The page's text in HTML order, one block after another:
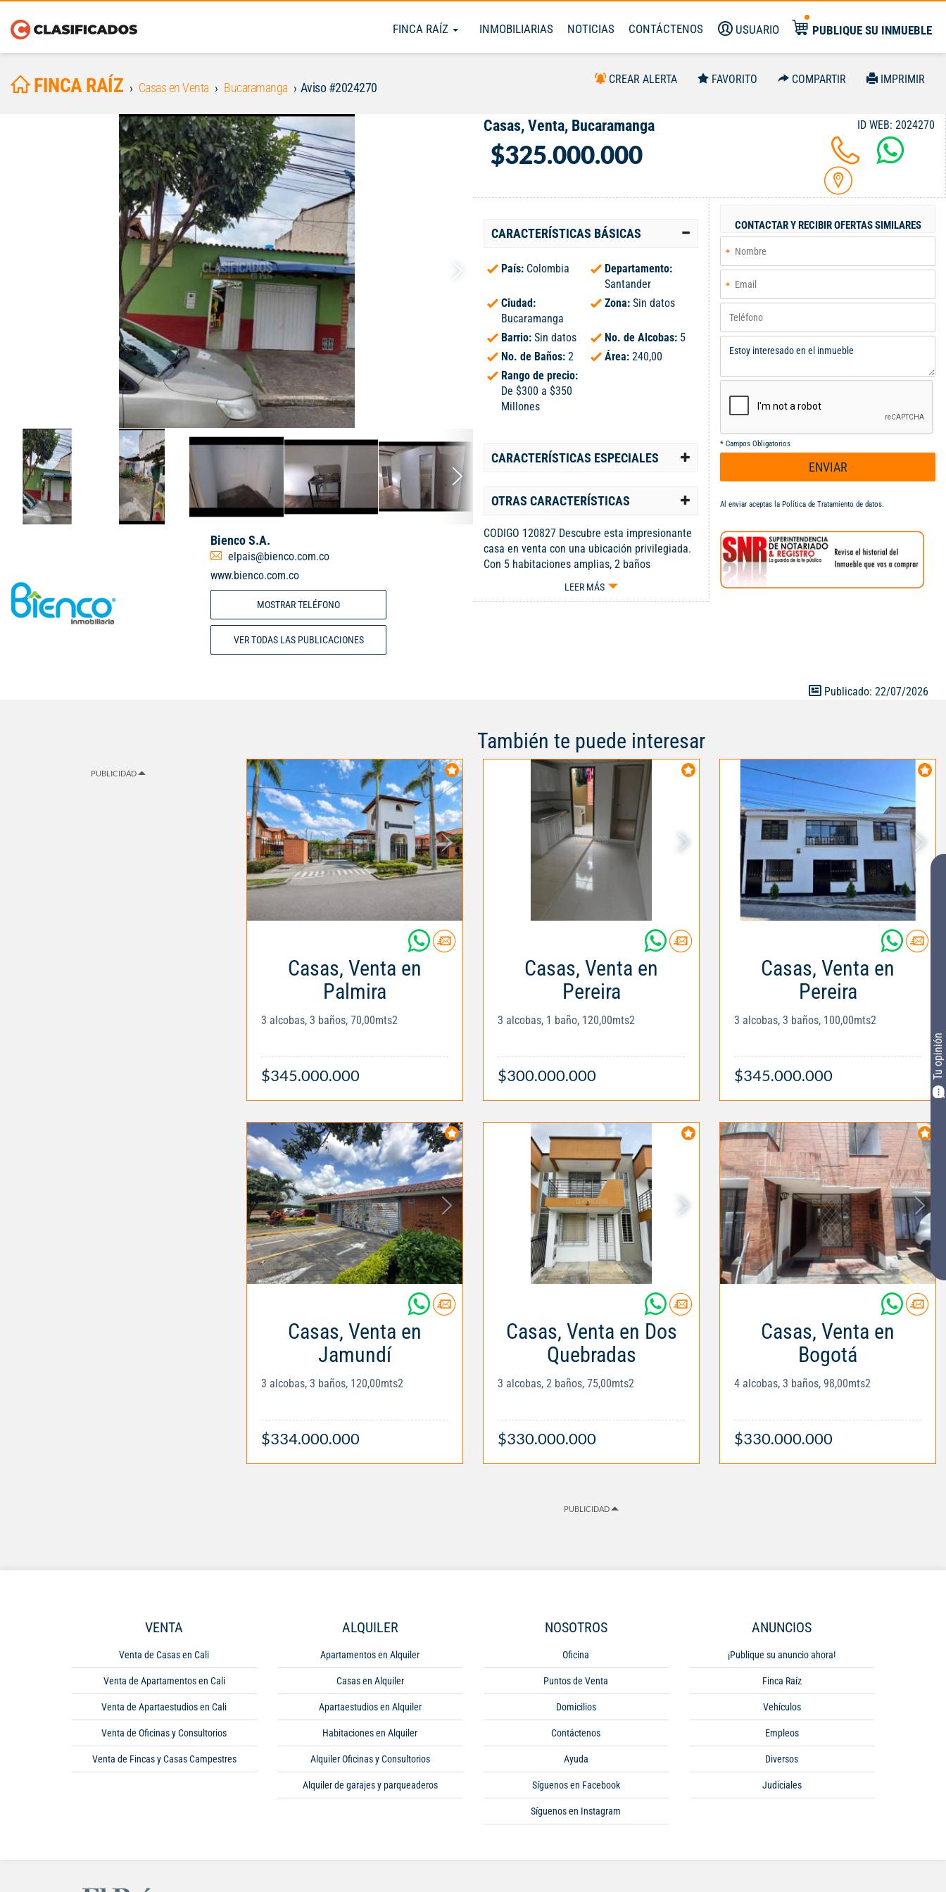
FINCA RAÍZ INMOBILIARIAS NOTICIAS CONTÁCTENOS USUARIO PUBLIQUE SU INMUEBLE
Tu opinión
FINCA RAÍZ Casas en Venta Bucaramanga Aviso #2024270
CREAR ALERTA FAVORITO COMPARTIR IMPRIMIR
Bienco S.A.
elpais@bienco.com.co
www.bienco.com.co
MOSTRAR TELÉFONO
VER TODAS LAS PUBLICACIONES
Casas, Venta, Bucaramanga
$325.000.000
ID WEB: 2024270
CARACTERÍSTICAS BÁSICAS
País: Colombia
Departamento:
Santander
Ciudad:
Bucaramanga
Zona: Sin datos
Barrio: Sin datos No. de Alcobas: 5
No. de Baños: 2 Área: 240,00
Rango de precio:
De $300 a $350
Millones
CARACTERÍSTICAS ESPECIALES
OTRAS CARACTERÍSTICAS
CODIGO 120827 Descubre esta impresionante
casa en venta con una ubicación privilegiada.
Con 5 habitaciones amplias, 2 baños
completos y 240 metros cuadrados de espacio,
esta propiedad es ideal para familias
LEER MÁS
CONTACTAR Y RECIBIR OFERTAS SIMILARES
* Campos Obligatorios
ENVIAR
Al enviar aceptas la Política de Tratamiento de datos.
Publicado: 22/07/2026
PUBLICIDAD
También te puede interesar
Casas, Venta en
Palmira
3 alcobas, 3 baños, 70,00mts2
$345.000.000
Casas, Venta en
Pereira
3 alcobas, 1 baño, 120,00mts2
$300.000.000
Casas, Venta en
Pereira
3 alcobas, 3 baños, 100,00mts2
$345.000.000
Casas, Venta en
Jamundí
3 alcobas, 3 baños, 120,00mts2
$334.000.000
Casas, Venta en Dos
Quebradas
3 alcobas, 2 baños, 75,00mts2
$330.000.000
Casas, Venta en
Bogotá
4 alcobas, 3 baños, 98,00mts2
$330.000.000
PUBLICIDAD
VENTA
Venta de Casas en Cali
Venta de Apartamentos en Cali
Venta de Apartaestudios en Cali
Venta de Oficinas y Consultorios
Venta de Fincas y Casas Campestres
ALQUILER
Apartamentos en Alquiler
Casas en Alquiler
Apartaestudios en Alquiler
Habitaciones en Alquiler
Alquiler Oficinas y Consultorios
Alquiler de garajes y parqueaderos
NOSOTROS
Oficina
Puntos de Venta
Domicilios
Contáctenos
Ayuda
Síguenos en Facebook
Síguenos en Instagram
ANUNCIOS
¡Publique su anuncio ahora!
Finca Raíz
Vehículos
Empleos
Diversos
Judiciales